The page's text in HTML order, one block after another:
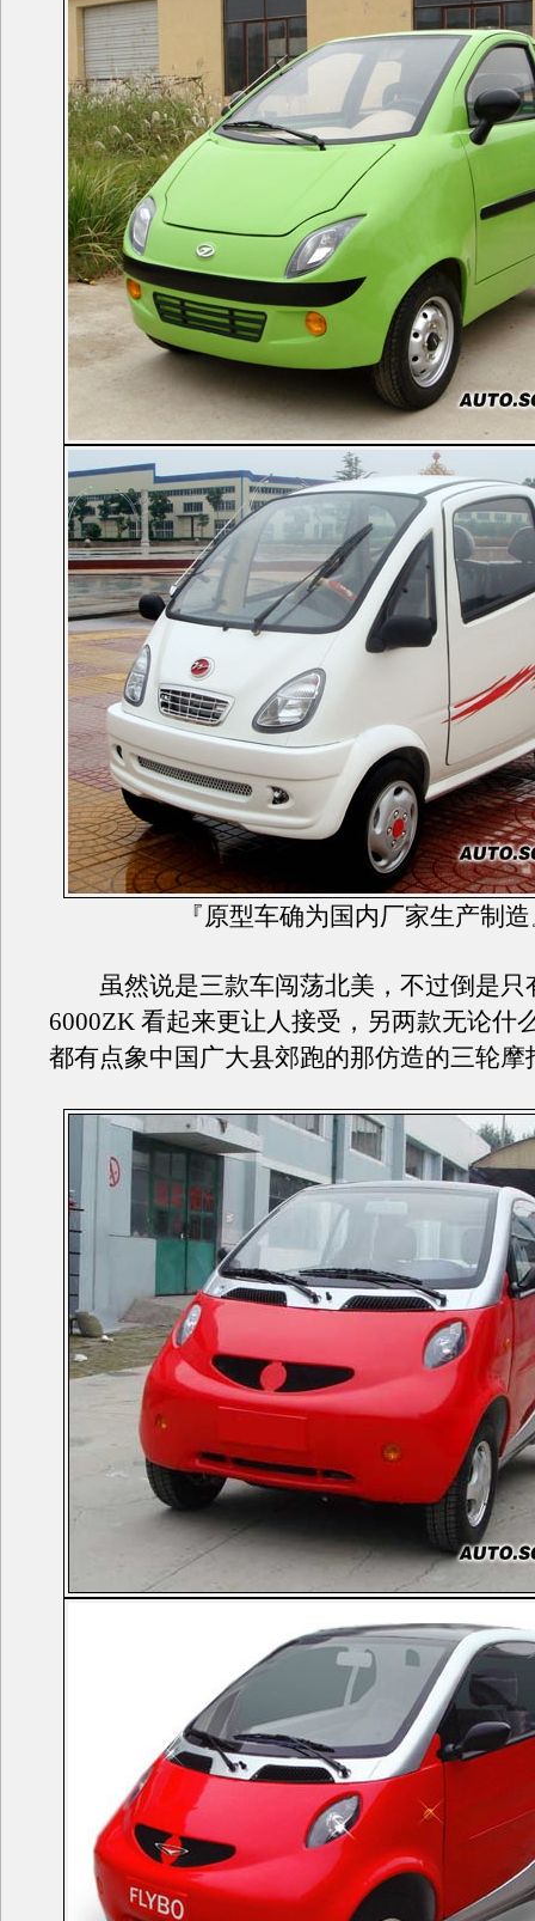
『原型车确为国内厂家生产制
虽然说是三款车闯荡北美，不过倒是只
6000ZK 看起来更让人接受，另两款无论什
都有点象中国广大县郊跑的那仿造的三轮摩